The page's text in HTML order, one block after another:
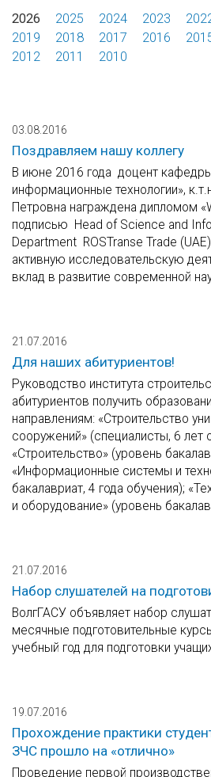
2026 2025 2024 2023
2019
2018 2017 2016
2012
2011 2010
03.08.2016
Поздравляем нашу коллегу
В июне 2016 года доцент
информационные технологии»,
Петровна награждена дипломом
подписью Head of Science and
Department ROSTranse Trade
активную исследовательскую
вклад в развитие современной
21.07.2016
Для наших абитуриентов!
Руководство института
абитуриентов получить
направлениям: «Строительство
сооружений» (специалисты, 6 лет
«Строительство» (уровень
«Информационные системы и
бакалавриат, 4 года обучения);
и оборудование» (уровень
21.07.2016
Набор слушателей на
ВолгГАСУ объявляет набор
месячные подготовительные
учебный год для подготовки
19.07.2016
Прохождение практики
ЗЧС прошло на «отлично»
Проведение первой